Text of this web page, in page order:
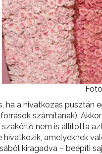
ha a hivatkozás
számítanak).
nem is állította
hivatkozik, amelyeknek
kiragadva – beépíti